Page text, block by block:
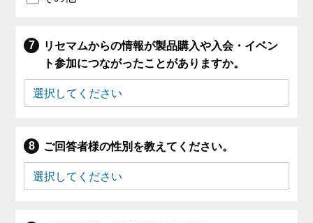
リセマムからの情報が製品購入や入会・イベン
ト参加につながったことがありますか。
ご回答者様の性別を教えてください。